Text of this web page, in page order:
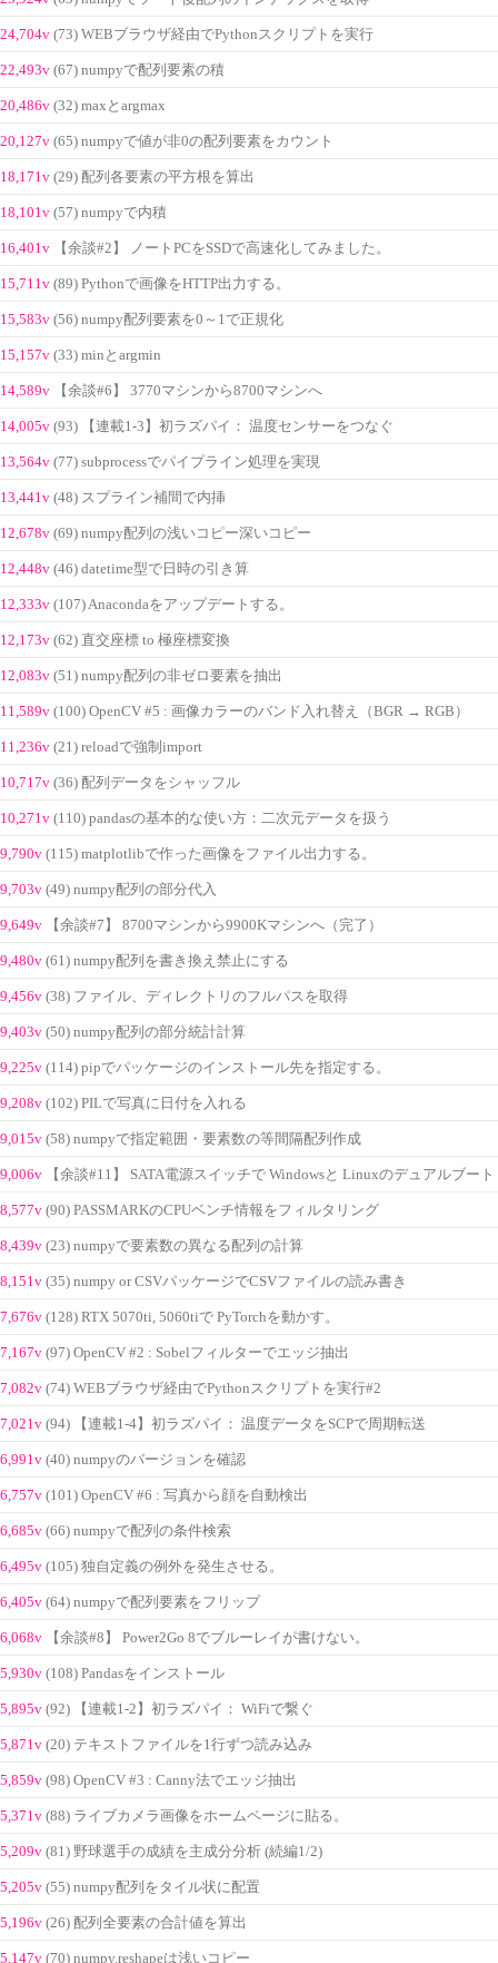
24,704v (73) WEBブラウザ経由でPythonスクリプトを実行
22,493v (67) numpyで配列要素の積
20,486v (32) maxとargmax
20,127v (65) numpyで値が非0の配列要素をカウント
18,171v (29) 配列各要素の平方根を算出
18,101v (57) numpyで内積
16,401v 【余談#2】 ノートPCをSSDで高速化してみました。
15,711v (89) Pythonで画像をHTTP出力する。
15,583v (56) numpy配列要素を0～1で正規化
15,157v (33) minとargmin
14,589v 【余談#6】 3770マシンから8700マシンへ
14,005v (93) 【連載1-3】初ラズパイ： 温度センサーをつなぐ
13,564v (77) subprocessでパイプライン処理を実現
13,441v (48) スプライン補間で内挿
12,678v (69) numpy配列の浅いコピー深いコピー
12,448v (46) datetime型で日時の引き算
12,333v (107) Anacondaをアップデートする。
12,173v (62) 直交座標 to 極座標変換
12,083v (51) numpy配列の非ゼロ要素を抽出
11,589v (100) OpenCV #5 : 画像カラーのバンド入れ替え（BGR → RGB）
11,236v (21) reloadで強制import
10,717v (36) 配列データをシャッフル
10,271v (110) pandasの基本的な使い方：二次元データを扱う
9,790v (115) matplotlibで作った画像をファイル出力する。
9,703v (49) numpy配列の部分代入
9,649v 【余談#7】 8700マシンから9900Kマシンへ（完了）
9,480v (61) numpy配列を書き換え禁止にする
9,456v (38) ファイル、ディレクトリのフルパスを取得
9,403v (50) numpy配列の部分統計計算
9,225v (114) pipでパッケージのインストール先を指定する。
9,208v (102) PILで写真に日付を入れる
9,015v (58) numpyで指定範囲・要素数の等間隔配列作成
9,006v 【余談#11】 SATA電源スイッチで Windowsと Linuxのデュアルブート
8,577v (90) PASSMARKのCPUベンチ情報をフィルタリング
8,439v (23) numpyで要素数の異なる配列の計算
8,151v (35) numpy or CSVパッケージでCSVファイルの読み書き
7,676v (128) RTX 5070ti, 5060tiで PyTorchを動かす。
7,167v (97) OpenCV #2 : Sobelフィルターでエッジ抽出
7,082v (74) WEBブラウザ経由でPythonスクリプトを実行#2
7,021v (94) 【連載1-4】初ラズパイ： 温度データをSCPで周期転送
6,991v (40) numpyのバージョンを確認
6,757v (101) OpenCV #6 : 写真から顔を自動検出
6,685v (66) numpyで配列の条件検索
6,495v (105) 独自定義の例外を発生させる。
6,405v (64) numpyで配列要素をフリップ
6,068v 【余談#8】 Power2Go 8でブルーレイが書けない。
5,930v (108) Pandasをインストール
5,895v (92) 【連載1-2】初ラズパイ： WiFiで繋ぐ
5,871v (20) テキストファイルを1行ずつ読み込み
5,859v (98) OpenCV #3 : Canny法でエッジ抽出
5,371v (88) ライブカメラ画像をホームページに貼る。
5,209v (81) 野球選手の成績を主成分分析 (続編1/2)
5,205v (55) numpy配列をタイル状に配置
5,196v (26) 配列全要素の合計値を算出
5,147v (70) numpy.reshapeは浅いコピー